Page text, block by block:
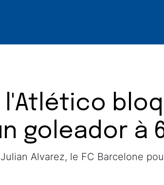
goleador à
Alvarez, le FC Barcelone